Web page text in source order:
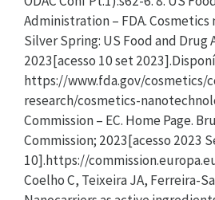
Administration – FDA. Cosmetics
Silver Spring: US Food and
2023[acesso 10 set
https://www.fda.gov/cosmetics/
research/cosmetics-
Commission – EC. Home Page.
Commission; 2023[acesso 2023
10].https://
Coelho C, Teixeira JA, Ferreira-